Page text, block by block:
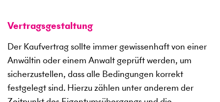
Vertragsgestaltung
Der Kaufvertrag sollte immer gewissenhaft von einer
Anwältin oder einem Anwalt geprüft werden, um
sicherzustellen, dass alle Bedingungen korrekt
festgelegt sind. Hierzu zählen unter anderem der